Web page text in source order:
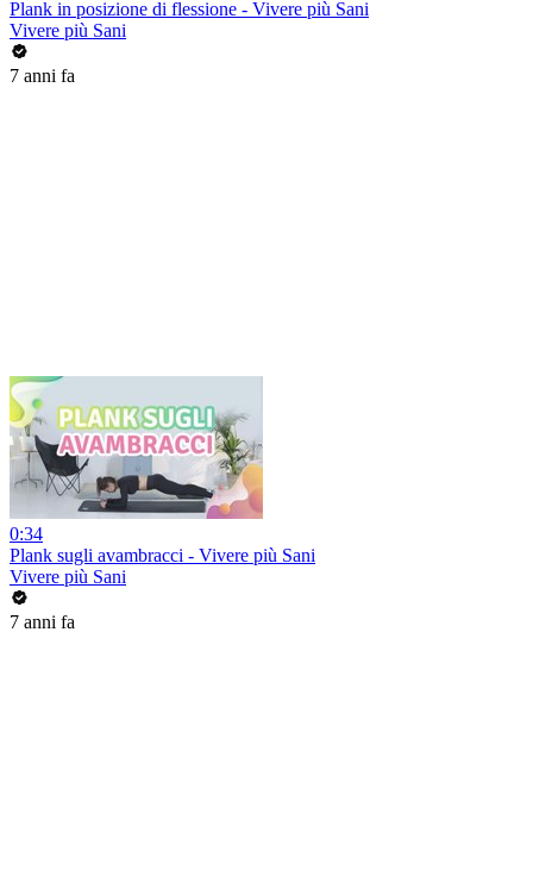
Plank in posizione di flessione - Vivere più Sani
Vivere più Sani
7 anni fa
0:34
Plank sugli avambracci - Vivere più Sani
Vivere più Sani
7 anni fa